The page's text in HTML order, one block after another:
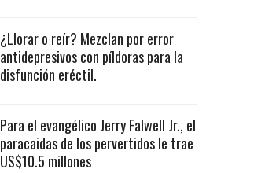
¿Llorar o reír? Mezclan por error
antidepresivos con píldoras para la
disfunción eréctil.
Para el evangélico Jerry Falwell Jr., el
paracaidas de los pervertidos le trae
US$10.5 millones